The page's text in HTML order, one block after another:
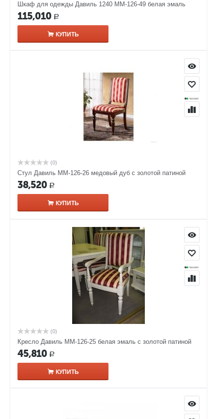
Шкаф для одежды Давиль 1240 ММ-126-49 белая эмаль
115,010 Р
КУПИТЬ
(0)
Стул Давиль ММ-126-26 медовый дуб с золотой патиной
38,520 Р
КУПИТЬ
(0)
Кресло Давиль ММ-126-25 белая эмаль с золотой патиной
45,810 Р
КУПИТЬ